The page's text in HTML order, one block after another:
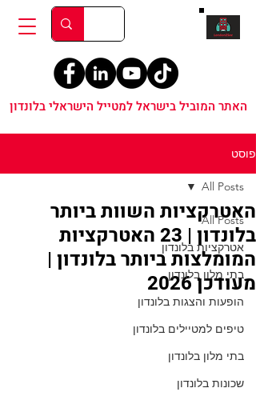
האתר המוביל בישראל למטייל הישראלי בלונדון
פוסט
All Posts
אטרקציות בלונדון
בתי מלון בלונדון
הופעות והצגות בלונדון
טיפים למטיילים בלונדון
בתי מלון בלונדון
שכונות בלונדון
All Posts
האטרקציות השוות ביותר
בלונדון | 23 האטרקציות
המומלצות ביותר בלונדון |
מעודכן 2026